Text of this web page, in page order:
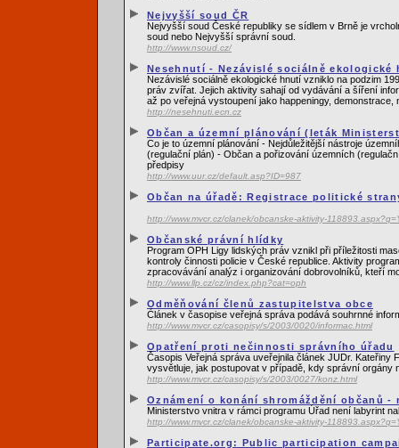
Nejvyšší soud ČR
Nejvyšší soud České republiky se sídlem v Brně je
soud nebo Nejvyšší správní soud.
http://www.nsoud.cz/
Nesehnutí - Nezávislé sociálně ekologické
Nezávislé sociálně ekologické hnutí vzniklo na podzim
práv zvířat. Jejich aktivity sahají od vydávání a šíření
až po veřejná vystoupení jako happeningy, demonstrace,
http://nesehnuti.ecn.cz
Občan a územní plánování (leták
Co je to územní plánování - Nejdůležitější nástroje
(regulační plán) - Občan a pořizování územních
předpisy
http://www.uur.cz/default.asp?ID=987
Občan na úřadě: Registrace politické
http://www.mvcr.cz/clanek/obcanske-aktivity-
Občanské právní hlídky
Program OPH Ligy lidských práv vznikl při příležitosti
kontroly činnosti policie v České republice. Aktivity
zpracovávání analýz i organizování dobrovolníků, kteří
http://www.llp.cz/cz/index.php?cat=oph
Odměňování členů zastupitelstva obce
Ćlánek v časopise veřejná správa podává souhrnné
http://www.mvcr.cz/casopisy/s/2003/0020/informac.html
Opatření proti nečinnosti správního úřadu
Časopis Veřejná správa uveřejnila článek JUDr.
vysvětluje, jak postupovat v případě, kdy správní orgány
http://www.mvcr.cz/casopisy/s/2003/0027/konz.html
Oznámení o konání shromáždění občanů
Ministerstvo vnitra v rámci programu Úřad není labyrint
http://www.mvcr.cz/clanek/obcanske-aktivity-
Participate.org: Public participation